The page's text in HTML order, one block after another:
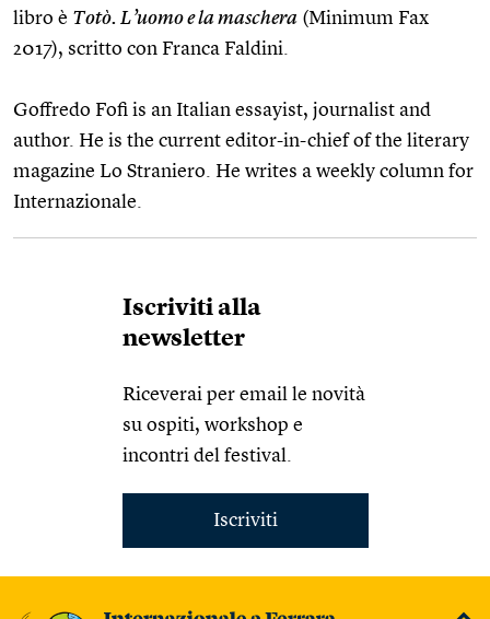
libro è Totò. L’uomo e la maschera (Minimum Fax
2017), scritto con Franca Faldini.
Goffredo Fofi is an Italian essayist, journalist and
author. He is the current editor-in-chief of the literary
magazine Lo Straniero. He writes a weekly column for
Internazionale.
Iscriviti alla
newsletter
Riceverai per email le novità
su ospiti, workshop e
incontri del festival.
Iscriviti